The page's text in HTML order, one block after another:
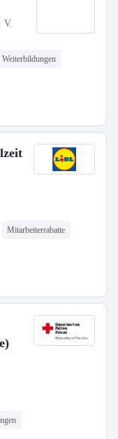
V.
Weiterbildungen
Mitarbeiterrabatte